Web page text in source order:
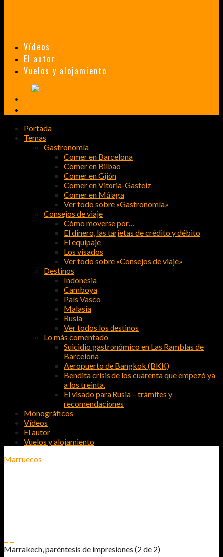
Vídeos
El autor
Vuelos y alojamiento
Portada
Temas
Gastronomía
Comer en Barcelona
Comer en Bilbao
Comer en Gijón
Comer en Vitoria-Gasteiz
Comer en Málaga
Ver todo sobre «Gastronomía»
Consejos de viaje
Cómo moverse por…
El dinero, las tarjetas de crédito y débito
El equipaje
Los visados
Ver todo sobre «Consejos de viaje»
Destinos
Indonesia
Camboya
País Vasco
Malasia
Rusia
Ver todos los destinos
Lo más comentado
Suicidio gastronómico en Las Ramblas de
Barcelona
Aeropuerto de Bangkok (BKK)
Bendita crisis de los cuarenta que empezó ya
a los treinta.
El visado para Rusia – trámites y
recomendaciones
Monográficos
Vídeos
El autor
Vuelos y alojamiento
Marruecos
Marrakech, paréntesis de impresiones (2 de 2)